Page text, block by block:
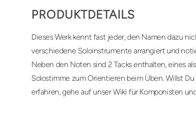
PRODUKTDETAILS
Dieses Werk kennt fast jeder, den Namen dazu
verschiedene Soloinstrumente arrangiert und
Neben den Noten sind 2 Tacks enthalten, eines
Solostimme zum Orientieren beim Üben. Willst
erfahren, gehe auf unser Wiki für Komponisten